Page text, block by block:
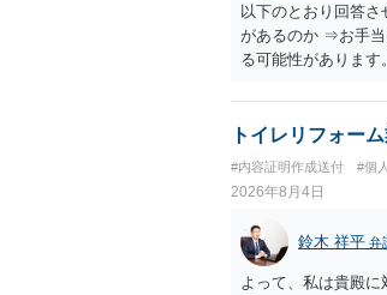
以下のとおり回答
があるのか ⇒お手当
る可能性がありま
であるため、公序
い可能性が高いで
トイレリフォー
#内容証明作成送付 #個
2026年8月4日
鈴木 祥平 弁
よって、私は貴殿